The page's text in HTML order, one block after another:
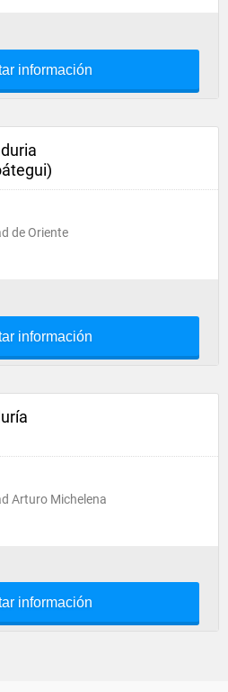
información
de Oriente
información
Arturo Michelena
información